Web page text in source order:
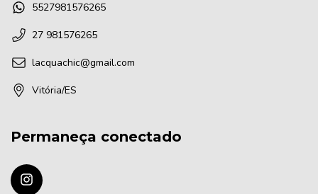
5527981576265
27 981576265
lacquachic@gmail.com
Vitória/ES
Permaneça conectado